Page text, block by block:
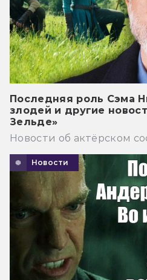
Последняя роль Сэма
злодей и другие
Зельде»
Новости об актёрском
Новости